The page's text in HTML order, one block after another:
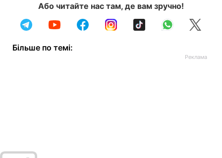
Або читайте нас там, де вам зручно!
Більше по темі: